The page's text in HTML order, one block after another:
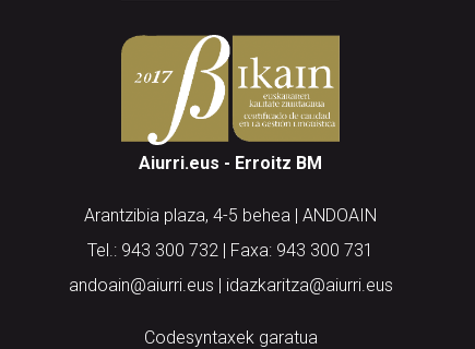
Aiurri.eus - Erroitz BM
Arantzibia plaza, 4-5 behea | ANDOAIN
Tel.: 943 300 732 | Faxa: 943 300 731
andoain@aiurri.eus | idazkaritza@aiurri.eus
Codesyntaxek garatua